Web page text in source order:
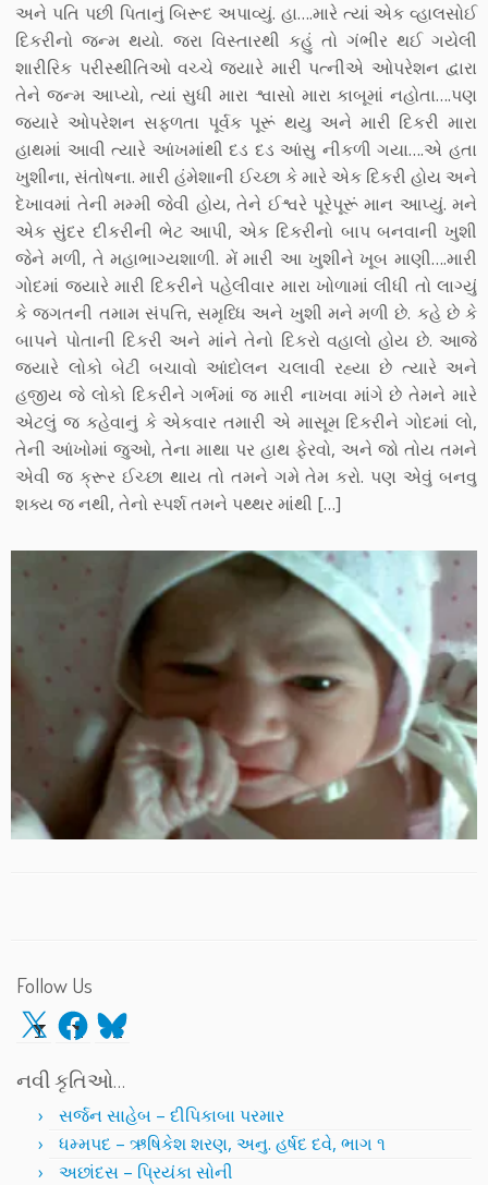
અને પતિ પછી પિતાનું બિરૂદ અપાવ્યું. હા….મારે ત્યાં એક વ્હાલસોઈ
દિકરીનો જન્મ થયો. જરા વિસ્તારથી કહું તો ગંભીર થઈ ગયેલી
શારીરિક પરીસ્થીતિઓ વચ્ચે જ્યારે મારી પત્નીએ ઓપરેશન દ્વારા
તેને જન્મ આપ્યો, ત્યાં સુધી મારા શ્વાસો મારા કાબૂમાં નહોતા….પણ
જ્યારે ઓપરેશન સફળતા પૂર્વક પૂરૂં થયુ અને મારી દિકરી મારા
હાથમાં આવી ત્યારે આંખમાંથી દડ દડ આંસુ નીકળી ગયા….એ હતા
ખુશીના, સંતોષના. મારી હંમેશાની ઈચ્છા કે મારે એક દિકરી હોય અને
દેખાવમાં તેની મમ્મી જેવી હોય, તેને ઈશ્વરે પૂરેપૂરૂં માન આપ્યું. મને
એક સુંદર દીકરીની ભેટ આપી, એક દિકરીનો બાપ બનવાની ખુશી
જેને મળી, તે મહાભાગ્યશાળી. મેં મારી આ ખુશીને ખૂબ માણી….મારી
ગોદમાં જ્યારે મારી દિકરીને પહેલીવાર મારા ખોળામાં લીધી તો લાગ્યું
કે જગતની તમામ સંપત્તિ, સમૃધ્ધિ અને ખુશી મને મળી છે. કહે છે કે
બાપને પોતાની દિકરી અને માંને તેનો દિકરો વહાલો હોય છે. આજે
જ્યારે લોકો બેટી બચાવો આંદોલન ચલાવી રહ્યા છે ત્યારે અને
હજીય જે લોકો દિકરીને ગર્ભમાં જ મારી નાખવા માંગે છે તેમને મારે
એટલું જ કહેવાનું કે એકવાર તમારી એ માસૂમ દિકરીને ગોદમાં લો,
તેની આંખોમાં જુઓ, તેના માથા પર હાથ ફેરવો, અને જો તોય તમને
એવી જ ક્રૂર ઈચ્છા થાય તો તમને ગમે તેમ કરો. પણ એવું બનવુ
શક્ય જ નથી, તેનો સ્પર્શ તમને પથ્થર માંથી […]
Follow Us
X Facebook
Bluesky
નવી કૃતિઓ…
સર્જન સાહેબ – દીપિકાબા પરમાર
ધમ્મપદ – ઋષિકેશ શરણ, અનુ. હર્ષદ દવે, ભાગ ૧
અછાંદસ – પ્રિયંકા સોની